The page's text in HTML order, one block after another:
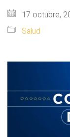
17 octubre,
Salud